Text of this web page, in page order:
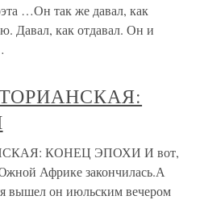
…Он так же давал, как
Давал, как отдавал. Он и
КОНЕЦ ЭПОХИ И вот,
Африке закончилась.А
вышел он июльским вечером